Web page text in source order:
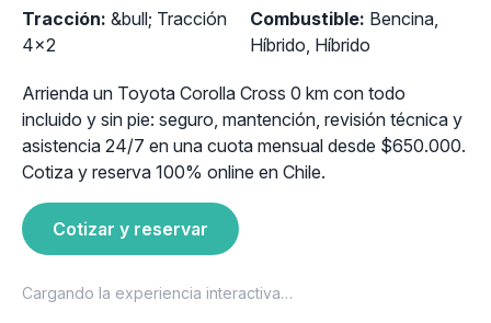
Tracción: &bull; Tracción
4x2
Combustible: Bencina,
Híbrido, Híbrido
Arrienda un Toyota Corolla Cross 0 km con todo
incluido y sin pie: seguro, mantención, revisión técnica y
asistencia 24/7 en una cuota mensual desde $650.000.
Cotiza y reserva 100% online en Chile.
Cotizar y reservar
Cargando la experiencia interactiva…